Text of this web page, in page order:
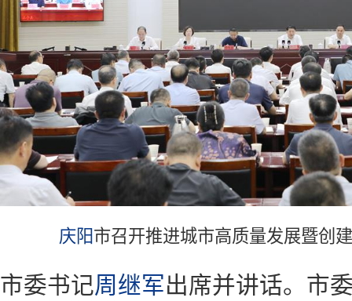
庆阳市召开推进城市高质量发展暨创
市委书记周继军出席并讲话。市